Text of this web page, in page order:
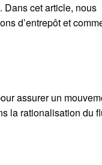
cet article, nous
d’entrepôt et
assurer un
la rationalisation du